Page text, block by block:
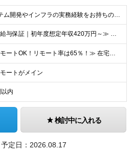
■システム開発やインフラの実務経験をお持ちの方（言語・工程・年数不問） ■学歴不問 ┗システムサポートや運用保守・テスターなど幅広い経験の方も歓迎します！ ┗独学や実務未経験者といった方からの応募も歓
≪前職給与保証｜初年度想定年収420万円～≫ 月給35万円以上＋決算賞与＋交通費 ※スキル・経験を考慮の上、優遇します ※上記月給には固定残業代月20時間分(4万5000円以上)を含みます。超過し
フルリモートOK！リモート率は65％！≫ 在宅勤務または東京・神奈川・埼玉・千葉のお客様先での勤務 ■本社 東京都港区芝2-22-15 STKビル 1F (変更の範囲)上記を除く当社関連勤務地
ートがメイン
内
検討中に入れる
定日： 2026.08.17